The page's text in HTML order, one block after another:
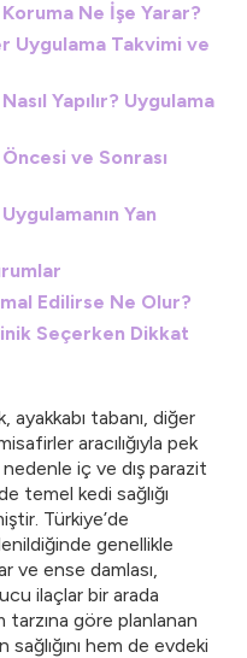
Ne İşe Yarar?
Uygulama Takvimi ve
Yapılır? Uygulama
ve Sonrası
Yan
Edilirse Ne Olur?
Seçerken Dikkat
tabanı, diğer
aracılığıyla pek
iç ve dış parazit
temel kedi sağlığı
Türkiye’de
genellikle
ve ense damlası,
ilaçlar bir arada
göre planlanan
hem de evdeki